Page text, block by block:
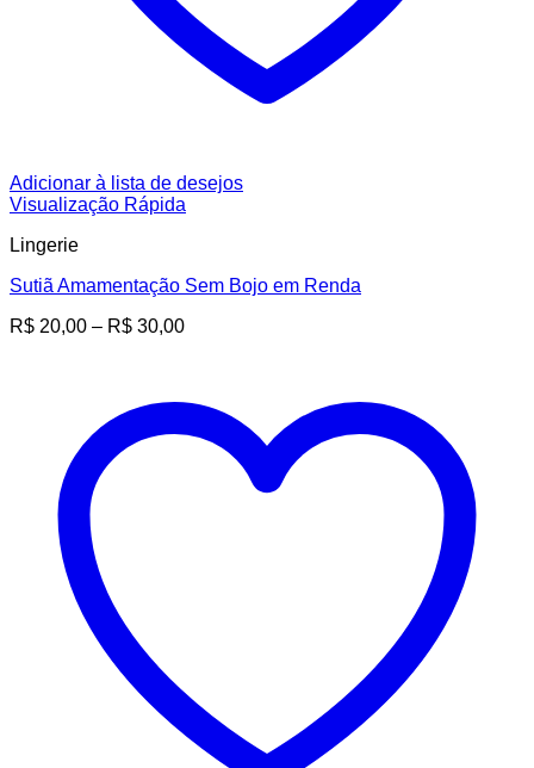
Adicionar à lista de desejos
Visualização Rápida
Lingerie
Sutiã Amamentação Sem Bojo em Renda
R$ 20,00 – R$ 30,00Faixa
através
R$ 30,00